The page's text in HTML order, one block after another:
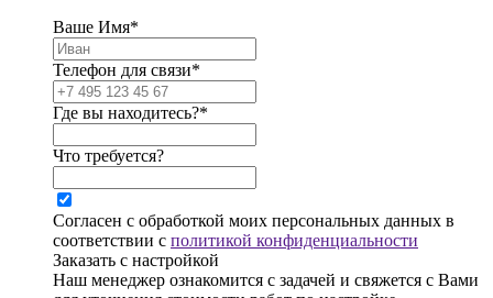
Ваше Имя*
Телефон для связи*
Где вы находитесь?*
Что требуется?
Согласен с обработкой моих персональных данных в
соответствии с политикой конфиденциальности
Заказать с настройкой
Наш менеджер ознакомится с задачей и свяжется с Вами